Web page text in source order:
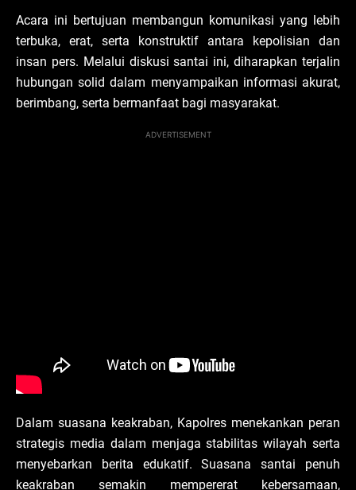
Acara ini bertujuan membangun komunikasi yang lebih
terbuka, erat, serta konstruktif antara kepolisian dan
insan pers. Melalui diskusi santai ini, diharapkan terjalin
hubungan solid dalam menyampaikan informasi akurat,
berimbang, serta bermanfaat bagi masyarakat.
ADVERTISEMENT
Dalam suasana keakraban, Kapolres menekankan peran
strategis media dalam menjaga stabilitas wilayah serta
menyebarkan berita edukatif. Suasana santai penuh
keakraban semakin mempererat kebersamaan,